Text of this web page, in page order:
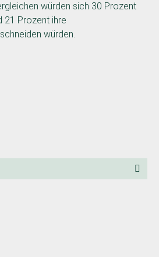
würden sich 30 Prozent
21 Prozent ihre
würden.